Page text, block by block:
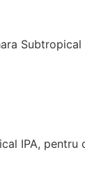
IPA,